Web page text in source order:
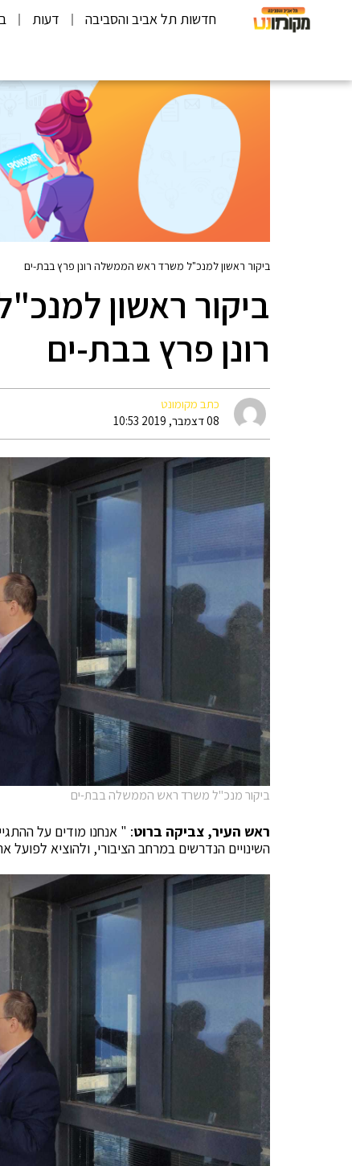
חדשות תל אביב והסביבה דעות
ביקור ראשון למנכ"ל משרד ראש הממשלה רונן פרץ בבת-ים
ביקור ראשון
רונן פרץ בבת-ים
כתב מקומונט
08 דצמבר, 2019 10:53
ביקור מנכ"ל משרד ראש הממשלה בבת-ים
ראש העיר, צביקה ברוט: " אנחנו מודים על
השינויים הנדרשים במרחב הציבורי, ולהוציא